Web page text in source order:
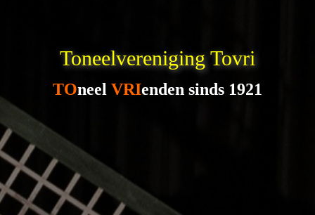
Toneelvereniging Tovri
TOneel VRIenden sinds 1921